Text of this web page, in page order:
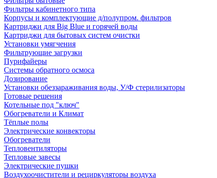
Фильтры кабинетного типа
Корпусы и комплектующие д/полупром. фильтров
Картриджи для Big Blue и горячей воды
Картриджи для бытовых систем очистки
Установки умягчения
Фильтрующие загрузки
Пурифайеры
Системы обратного осмоса
Дозирование
Установки обеззараживания воды, У/Ф стерилизаторы
Готовые решения
Котельные под "ключ"
Обогреватели и Климат
Тёплые полы
Электрические конвекторы
Обогреватели
Тепловентиляторы
Тепловые завесы
Электрические пушки
Воздухоочистители и рециркуляторы воздуха